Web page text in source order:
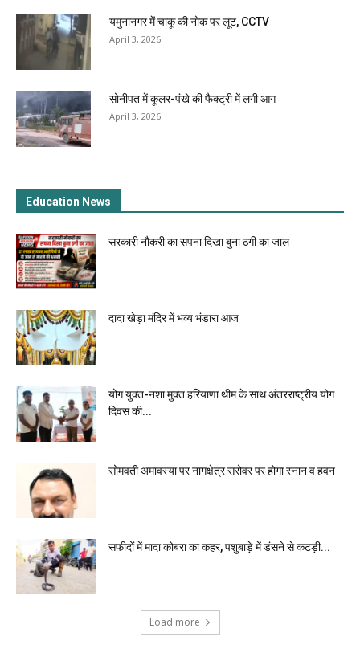
यमुनानगर में चाकू की नोक पर लूट, CCTV
April 3, 2026
सोनीपत में कूलर-पंखे की फैक्ट्री में लगी आग
April 3, 2026
Education News
सरकारी नौकरी का सपना दिखा बुना ठगी का जाल
दादा खेड़ा मंदिर में भव्य भंडारा आज
योग युक्त-नशा मुक्त हरियाणा थीम के साथ अंतरराष्ट्रीय योग
दिवस की...
सोमवती अमावस्या पर नागक्षेत्र सरोवर पर होगा स्नान व हवन
सफीदों में मादा कोबरा का कहर, पशुबाड़े में डंसने से कटड़ी...
Load more